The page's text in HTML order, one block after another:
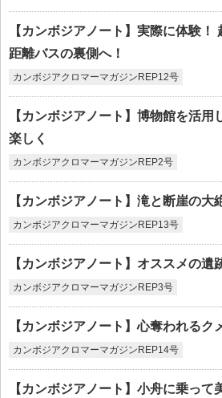
【カンボジアノート】実際に体験！
距離バスの裏側へ！
カンボジアクロマーマガジンREP12号
【カンボジアノート】博物館を活用
楽しく
カンボジアクロマーマガジンREP2号
【カンボジアノート】滝と断崖の大
カンボジアクロマーマガジンREP13号
【カンボジアノート】オススメの遺
カンボジアクロマーマガジンREP3号
【カンボジアノート】心奪われるク
カンボジアクロマーマガジンREP14号
【カンボジアノート】小舟に乗って